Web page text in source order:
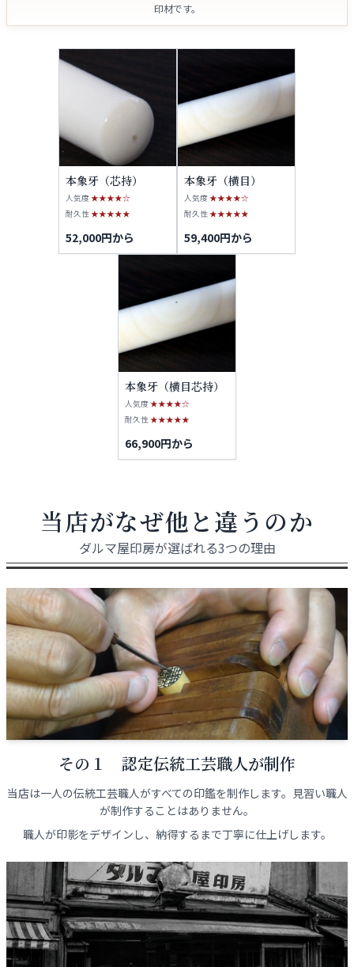
印材です。
本象牙（芯持）
人気度★★★★☆
耐久性★★★★★
52,000円から
本象牙（横目）
人気度★★★★☆
耐久性★★★★★
59,400円から
本象牙（横目芯持）
人気度★★★★☆
耐久性★★★★★
66,900円から
当店がなぜ他と違うのか
ダルマ屋印房が選ばれる3つの理由
その１ 認定伝統工芸職人が制作
当店は一人の伝統工芸職人がすべての印鑑を制作します。見習い職人
が制作することはありません。
職人が印影をデザインし、納得するまで丁寧に仕上げします。